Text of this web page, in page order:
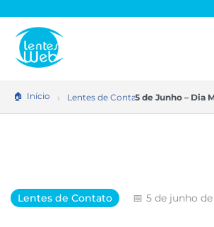
para
conteúdo
Início Lentes de Contato5 de Junho – Dia
Lentes de Contato 5 de junho